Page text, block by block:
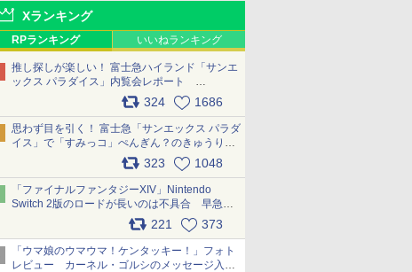
Xランキング
RPランキング いいねランキング
推し探しが楽しい！ 富士急ハイランド「サンエ
ックス パラダイス」内覧会レポート
324 1686
思わず目を引く！ 富士急「サンエックス パラダ
イス」で「すみっコ」ぺんぎん？のきゅうりド
ッグを食べてみた イラストそのままのメニュ
ー化に挑戦。これが意外にもおいしい
pic.x.com/Kgl04hZaeg
323 1048
「ファイナルファンタジーXIV」Nintendo
Switch 2版のロードが長いのは不具合 早急に
アップデートできるよう対応中221 373
「ウマ娘のウマウマ！ケンタッキー！」フォト
レビュー カーネル・ゴルシのメッセージ入り